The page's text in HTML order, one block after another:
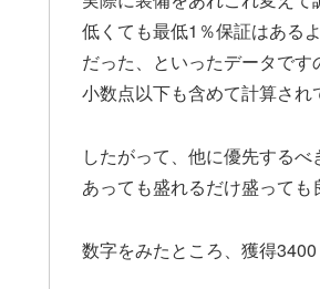
低くても最低1％保証はある
だった、といったデータで
小数点以下も含めて計算され
したがって、他に優先する
あっても盛れるだけ盛っても
数字をみたところ、獲得